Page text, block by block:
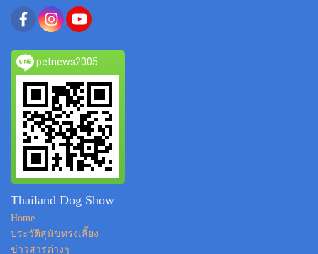
petnews2005
Thailand Dog Show
Home
ประวัติสุนัขทรงเลี้ยง
ข่าวสารต่างๆ